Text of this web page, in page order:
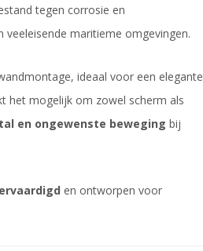
tegen corrosie en
maritieme omgevingen.
ideaal voor een elegante
het mogelijk om zowel scherm als
en ongewenste beweging bij
en ontworpen voor